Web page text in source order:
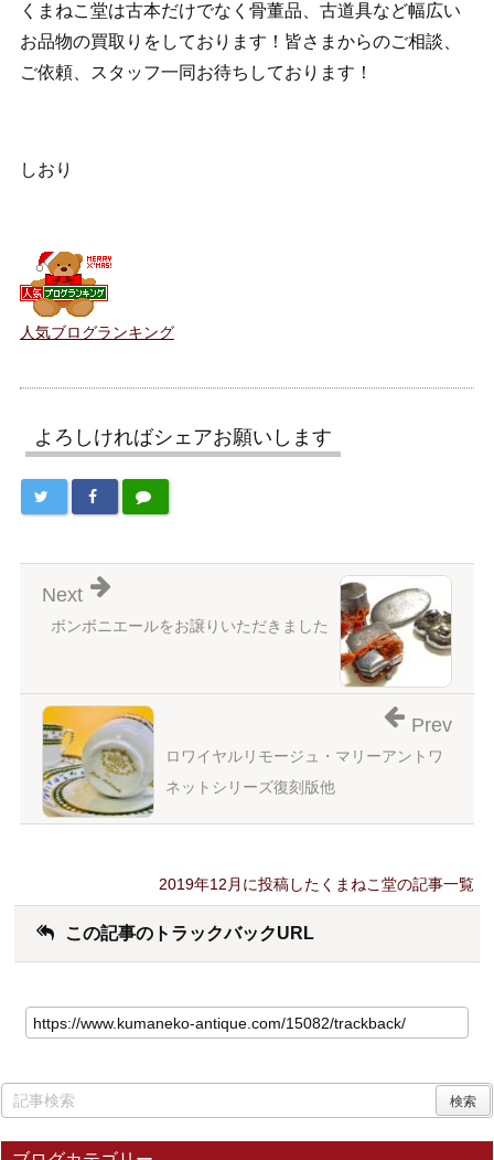
くまねこ堂は古本だけでなく骨董品、古道具など幅広い
お品物の買取りをしております！皆さまからのご相談、
ご依頼、スタッフ一同お待ちしております！
しおり
人気ブログランキング
よろしければシェアお願いします
ボンボニエールをお譲りいただきました
Next
ロワイヤルリモージュ・マリーアントワ
ネットシリーズ復刻版他
Prev
2019年12月に投稿したくまねこ堂の記事一覧
この記事のトラックバックURL